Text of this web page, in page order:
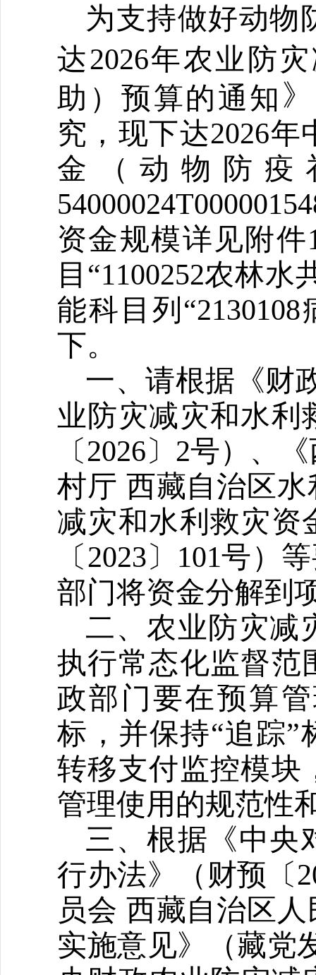
为支持做好动物
达2026年农业防
助）预算的通知
究，现下达2026
金（动物防疫
资金规模详见附
目“1100252农林
能科目列
下。
一、请根据《财
业防灾减灾和水利
〔2026〕2号）、
村厅 西藏自治区
减灾和水利救灾资
〔2023〕101号）
部门将资金分解到
二、农业防灾减
执行常态化监督范
政部门要在预算
标，并保持“追踪”
转移支付监控模块
管理使用的规范性
三、根据《中央
行办法》（财预〔
员会 西藏自治区
实施意见》（藏党